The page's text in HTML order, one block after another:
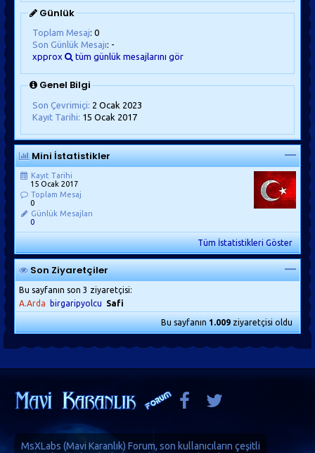
Günlük
Toplam Mesaj: 0
Son Günlük Mesajı : -
xpprox
tüm günlük mesajlarını gör
Genel Bilgi
Son Çevrimiçi: 2 Ocak 2023
Kayıt Tarihi: 15 Ocak 2017
Mini İstatistikler
Kayıt Tarihi
15 Ocak 2017
Toplam Mesaj
0
Günlük Mesajları
0
Tüm İstatistikleri Göster
Son Ziyaretçiler
Bu sayfanın son 3 ziyaretçisi:
A.Arda
birgaripyolcu Safi
Bu sayfanın1.009ziyaretçisi oldu
MsXLabs (Mavi Karanlık) Forum, son kullanıcıların çeşitli